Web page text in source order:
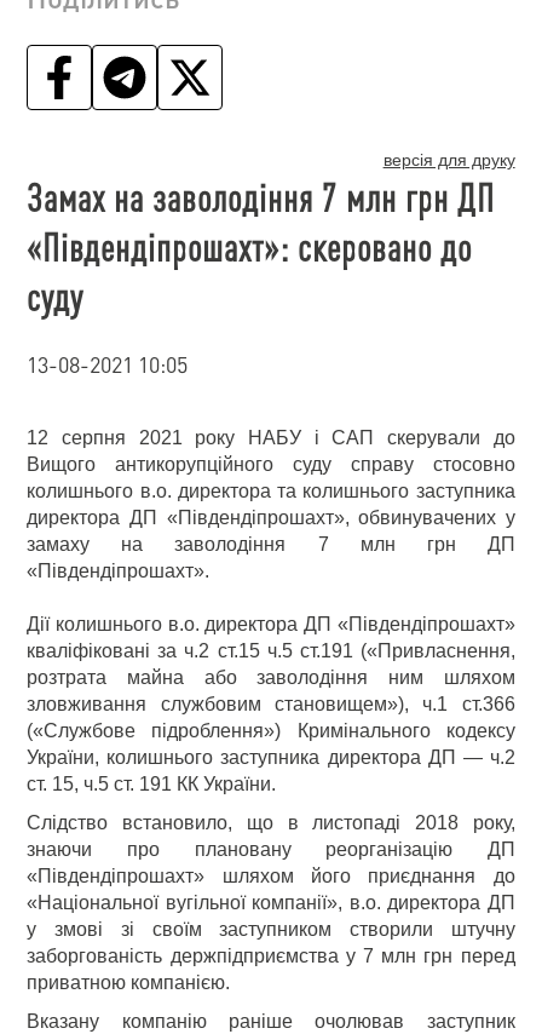
версія для друку
Замах на заволодіння 7 млн грн ДП
«Південдіпрошахт»: скеровано до
суду
13-08-2021 10:05
12 серпня 2021 року НАБУ і САП скерували до
Вищого антикорупційного суду справу стосовно
колишнього в.о. директора та колишнього заступника
директора ДП «Південдіпрошахт», обвинувачених у
замаху на заволодіння 7 млн грн ДП
«Південдіпрошахт».
Дії колишнього в.о. директора ДП «Південдіпрошахт»
кваліфіковані за ч.2 ст.15 ч.5 ст.191 («Привласнення,
розтрата майна або заволодіння ним шляхом
зловживання службовим становищем»), ч.1 ст.366
(«Службове підроблення») Кримінального кодексу
України, колишнього заступника директора ДП — ч.2
ст. 15, ч.5 ст. 191 КК України.
Слідство встановило, що в листопаді 2018 року,
знаючи про плановану реорганізацію ДП
«Південдіпрошахт» шляхом його приєднання до
«Національної вугільної компанії», в.о. директора ДП
у змові зі своїм заступником створили штучну
заборгованість держпідприємства у 7 млн грн перед
приватною компанією.
Вказану компанію раніше очолював заступник